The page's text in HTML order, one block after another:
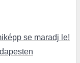
se maradj le!